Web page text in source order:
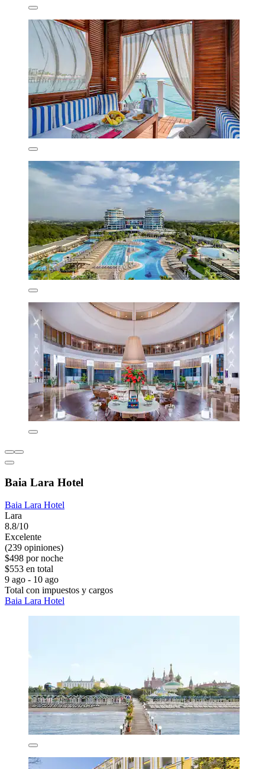
Baia Lara Hotel
Baia Lara Hotel
Lara
8.8/10
Excelente
(239 opiniones)
$498 por noche
$553 en total
9 ago - 10 ago
Total con impuestos y cargos
Baia Lara Hotel